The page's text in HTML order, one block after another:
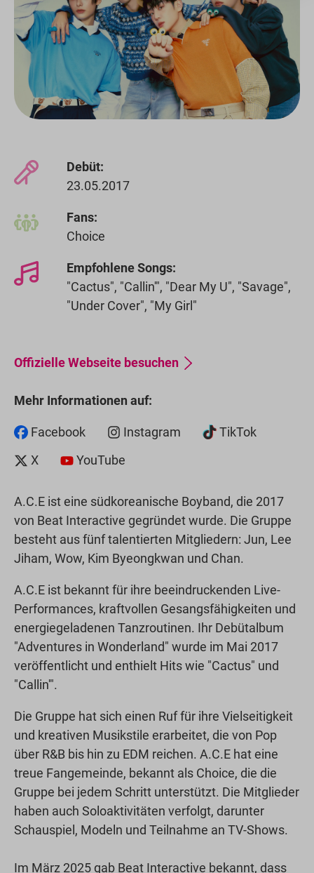
Debüt:
23.05.2017
Fans:
Choice
Empfohlene Songs:
"Cactus", "Callin'", "Dear My U", "Savage",
"Under Cover", "My Girl"
Offizielle Webseite besuchen
Mehr Informationen auf:
Facebook Instagram
TikTok
X
YouTube
A.C.E ist eine südkoreanische Boyband, die 2017
von Beat Interactive gegründet wurde. Die Gruppe
besteht aus fünf talentierten Mitgliedern: Jun, Lee
Jiham, Wow, Kim Byeongkwan und Chan.
A.C.E ist bekannt für ihre beeindruckenden Live-
Performances, kraftvollen Gesangsfähigkeiten und
energiegeladenen Tanzroutinen. Ihr Debütalbum
"Adventures in Wonderland" wurde im Mai 2017
veröffentlicht und enthielt Hits wie "Cactus" und
"Callin'".
Die Gruppe hat sich einen Ruf für ihre Vielseitigkeit
und kreativen Musikstile erarbeitet, die von Pop
über R&B bis hin zu EDM reichen. A.C.E hat eine
treue Fangemeinde, bekannt als Choice, die die
Gruppe bei jedem Schritt unterstützt. Die Mitglieder
haben auch Soloaktivitäten verfolgt, darunter
Schauspiel, Modeln und Teilnahme an TV-Shows.
Im März 2025 gab Beat Interactive bekannt, dass